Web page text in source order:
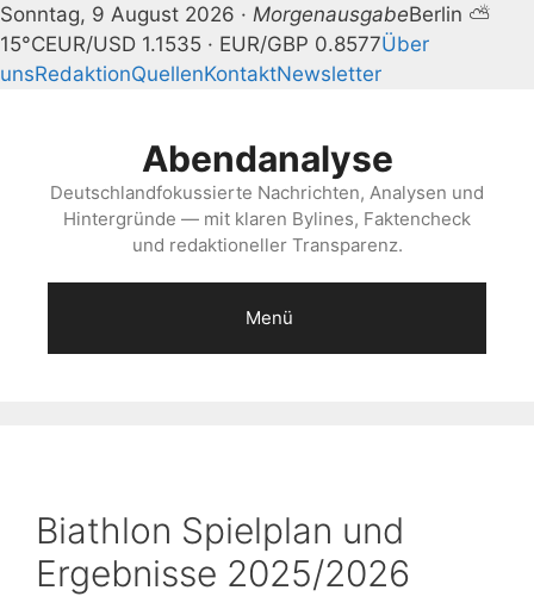
Sonntag, 9 August 2026 · MorgenausgabeBerlin ⛅
15°CEUR/USD 1.1535 · EUR/GBP 0.8577Über
unsRedaktionQuellenKontaktNewsletter
Abendanalyse
Deutschlandfokussierte Nachrichten, Analysen und
Hintergründe — mit klaren Bylines, Faktencheck
und redaktioneller Transparenz.
Menü
Biathlon Spielplan und
Ergebnisse 2025/2026